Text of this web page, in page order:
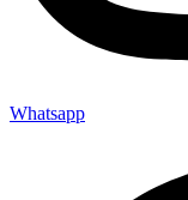
Whatsapp